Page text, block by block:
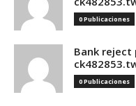
0 Publicaciones
Bank reject
0 Publicaciones